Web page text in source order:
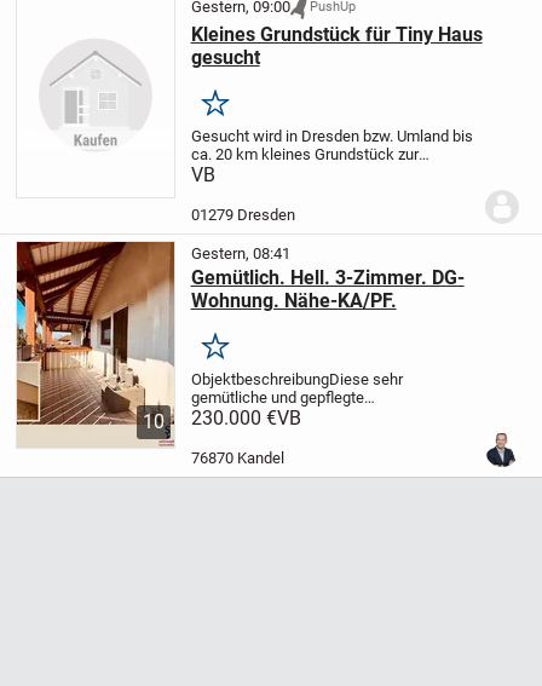
Gestern, 09:00 PushUp
Kleines Grundstück für Tiny Haus
gesucht
Merken
Gesucht wird in Dresden bzw. Umland bis
ca. 20 km kleines Grundstück zur
Pacht/Miete/Kauf für Stellung eines Tiny
VB
01279 Dresden
10
Gestern, 08:41
Gemütlich. Hell. 3-Zimmer. DG-
Wohnung. Nähe-KA/PF.
Merken
ObjektbeschreibungDiese sehr
gemütliche und gepflegte
Dachgeschosswohnung befindet sich in
1995 in ruhiger Wohnlage von
230.000 €VB
76870 Kandel